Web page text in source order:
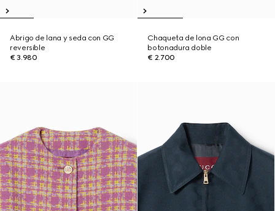
Abrigo de lana y seda con GG
reversible
€ 3.980
Chaqueta de lona GG con
botonadura doble
€ 2.700